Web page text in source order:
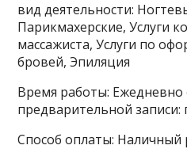
вид деятельности:
Парикмахерские, Услуги
массажиста, Услуги по
бровей, Эпиляция
Время работы: Ежедневно
предварительной записи:
Способ оплаты: Наличный